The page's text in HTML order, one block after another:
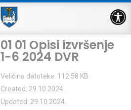
01 01 Opisi izvršenje
1-6 2024 DVR
Veličina datoteke: 112.58 KB
Created: 29.10.2024.
Updated: 29.10.2024.